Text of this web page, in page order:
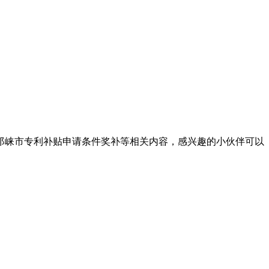
市专利补贴申请条件奖补等相关内容，感兴趣的小伙伴可以